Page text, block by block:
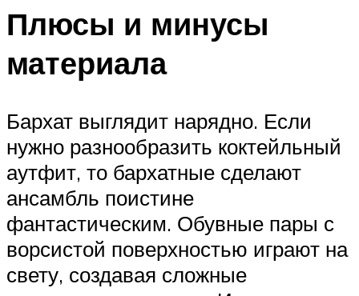
Плюсы и минусы
материала
Бархат выглядит нарядно. Если
нужно разнообразить коктейльный
аутфит, то бархатные сделают
ансамбль поистине
фантастическим. Обувные пары с
ворсистой поверхностью играют на
свету, создавая сложные